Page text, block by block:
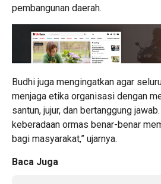
pembangunan daerah.
Budhi juga mengingatkan agar
menjaga etika organisasi dengan
santun, jujur, dan bertanggung
keberadaan ormas benar-benar
bagi masyarakat,” ujarnya.
Baca Juga